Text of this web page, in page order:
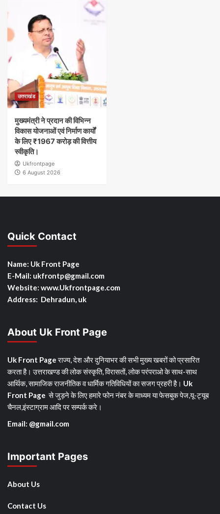
उत्तराखंड
मुख्यमंत्री ने प्रदान की विभिन्न
विकास योजनाओं एवं निर्माण कार्यों
के लिए ₹1967 करोड़ की वित्तीय
स्वीकृति।
Ukfrontpage
6 August 2026
Quick Contact
Name: Uk Front Page
E-Mail: ukfrontp@gmail.com
Website: www.Ukfrontpage.com
Address: Dehradun, uk
About Uk Front Page
Uk Front Pageराज्य, देश और दुनियाभर की सभी मुख्य खबरों को प्रसारित
करता है। उत्तराखण्ड की लोक संस्कृति, विरासतों, लोक परंपराओ के साथ-साथ
आर्थिक, सामाजिक राजनीतिक व धार्मिक गतिविधियों का सजग प्रहरी है। Uk
Front Page से जुड़ने के लिए हमारे फोन नंबर के माध्यम या फेसबुक पेज,यू-ट्यूब
चैनल,इंस्टाग्राम आदि पर सम्पर्क करे।
Email: @gmail.com
Important Pages
About Us
Contact Us